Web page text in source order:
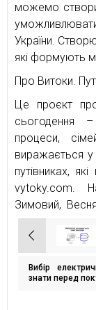
можемо
України.
які формують
Про Витоки.
Це проєкт про
сьогодення
процеси,
виражається у
путівниках,
vytoky.com.
Зимовий,
Навігація
записів
Вибір
знати перед